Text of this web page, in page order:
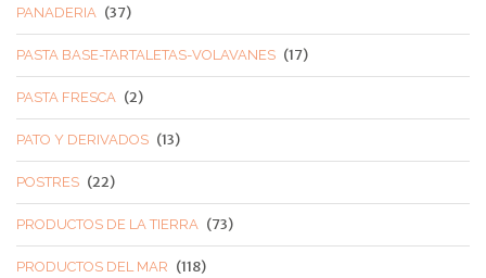
PANADERIA (37)
PASTA BASE-TARTALETAS-VOLAVANES (17)
PASTA FRESCA (2)
PATO Y DERIVADOS (13)
POSTRES (22)
PRODUCTOS DE LA TIERRA (73)
PRODUCTOS DEL MAR (118)